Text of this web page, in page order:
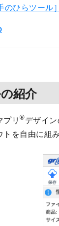
のひらツール
紹介
プリ ®デザイ
トを自由に組